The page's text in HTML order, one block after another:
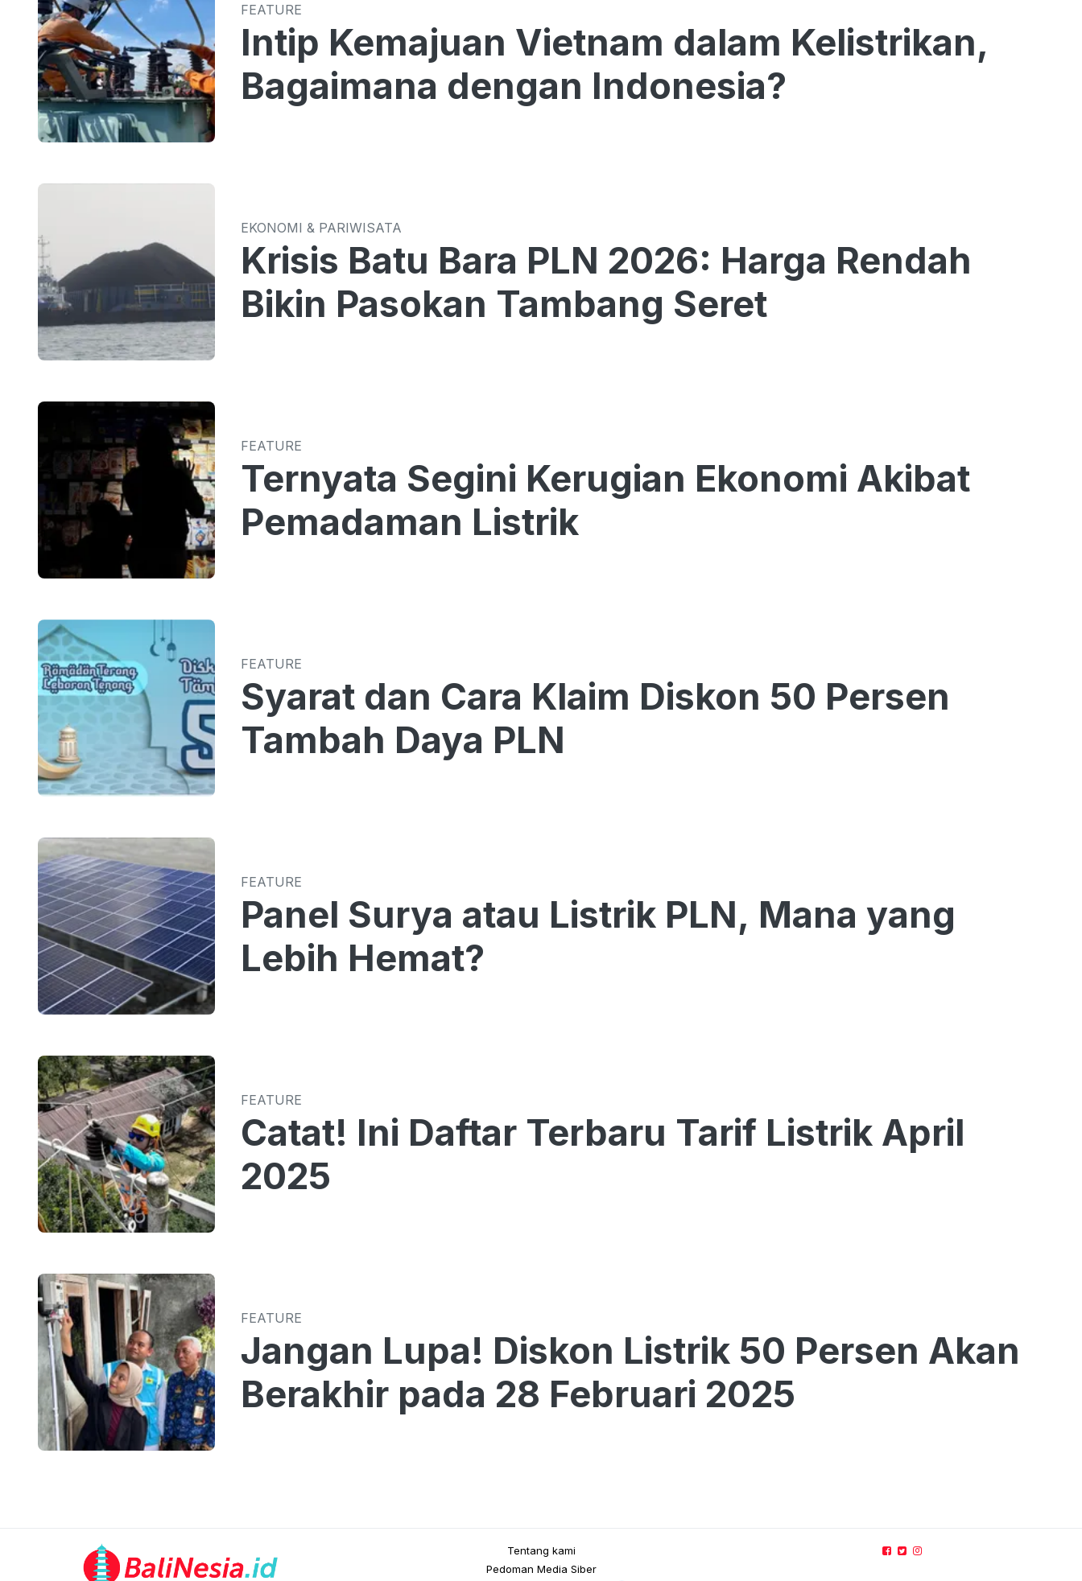
FEATURE
Intip Kemajuan Vietnam dalam Kelistrikan,
Bagaimana dengan Indonesia?
EKONOMI & PARIWISATA
Krisis Batu Bara PLN 2026: Harga Rendah
Bikin Pasokan Tambang Seret
FEATURE
Ternyata Segini Kerugian Ekonomi Akibat
Pemadaman Listrik
FEATURE
Syarat dan Cara Klaim Diskon 50 Persen
Tambah Daya PLN
FEATURE
Panel Surya atau Listrik PLN, Mana yang
Lebih Hemat?
FEATURE
Catat! Ini Daftar Terbaru Tarif Listrik April
2025
FEATURE
Jangan Lupa! Diskon Listrik 50 Persen Akan
Berakhir pada 28 Februari 2025
Tentang kami
Pedoman Media Siber